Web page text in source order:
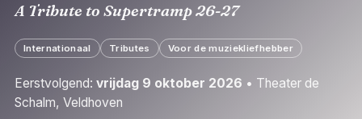
A Tribute to Supertramp 26-27
Internationaal Tributes Voor de muziekliefhebber
Eerstvolgend: vrijdag 9 oktober 2026 • Theater de
Schalm, Veldhoven